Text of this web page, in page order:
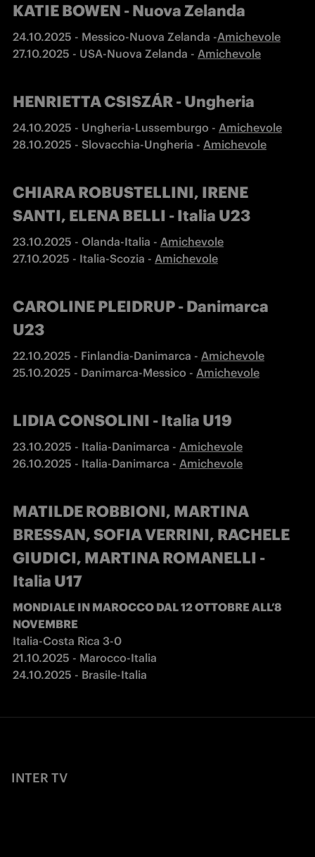
KATIE BOWEN - Nuova Zelanda
24.10.2025 - Messico-Nuova Zelanda -Amichevole
27.10.2025 - USA-Nuova Zelanda - Amichevole
HENRIETTA CSISZÁR - Ungheria
24.10.2025 - Ungheria-Lussemburgo -
28.10.2025 - Slovacchia-Ungheria - Amichevole
CHIARA ROBUSTELLINI, IRENE
SANTI, ELENA BELLI - Italia U23
23.10.2025 - Olanda-Italia -
27.10.2025 - Italia-Scozia - Amichevole
CAROLINE PLEIDRUP - Danimarca
U23
22.10.2025 - Finlandia-Danimarca -
25.10.2025 - Danimarca-Messico - Amichevole
LIDIA CONSOLINI - Italia U19
23.10.2025 - Italia-Danimarca -
26.10.2025 - Italia-Danimarca - Amichevole
MATILDE ROBBIONI, MARTINA
BRESSAN, SOFIA VERRINI, RACHELE
GIUDICI, MARTINA ROMANELLI -
Italia U17
MONDIALE IN MAROCCO DAL 12 OTTOBRE ALL’8
NOVEMBRE
Italia-Costa Rica 3-0
21.10.2025 - Marocco-Italia
24.10.2025 - Brasile-Italia
INTER TV